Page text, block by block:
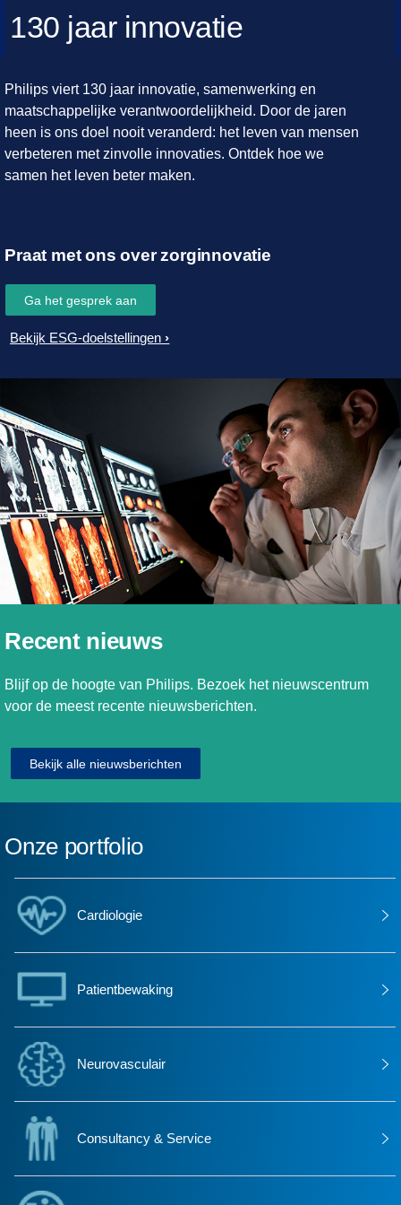
130 jaar innovatie
Philips viert 130 jaar innovatie, samenwerking en
maatschappelijke verantwoordelijkheid. Door de jaren
heen is ons doel nooit veranderd: het leven van mensen
verbeteren met zinvolle innovaties. Ontdek hoe we
samen het leven beter maken.
Praat met ons over zorginnovatie
Ga het gesprek aan
Bekijk ESG-doelstellingen
Recent nieuws
Blijf op de hoogte van Philips. Bezoek het nieuwscentrum
voor de meest recente nieuwsberichten.
Bekijk alle nieuwsberichten
Onze portfolio
Cardiologie
Patientbewaking
Neurovasculair
Consultancy & Service